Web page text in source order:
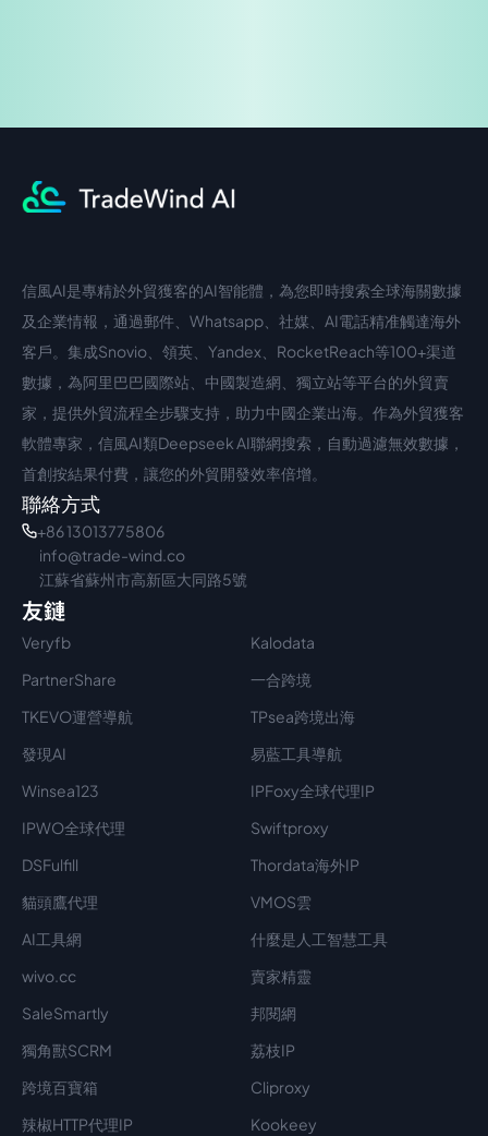
中文入口
信風AI是專精於外貿獲客的AI智能體，為您即時搜索全球海關數據
及企業情報，通過郵件、Whatsapp、社媒、AI電話精准觸達海外
客戶。集成Snovio、領英、Yandex、RocketReach等100+渠道
數據，為阿里巴巴國際站、中國製造網、獨立站等平台的外貿賣
家，提供外貿流程全步驟支持，助力中國企業出海。作為外貿獲客
軟體專家，信風AI類Deepseek AI聯網搜索，自動過濾無效數據，
首創按結果付費，讓您的外貿開發效率倍增。
聯絡方式
+86 13013775806
info@trade-wind.co
江蘇省蘇州市高新區大同路5號
友鏈
Veryfb
Kalodata
PartnerShare
一合跨境
TKEVO運營導航
TPsea跨境出海
發現AI
易藍工具導航
Winsea123
IPFoxy全球代理IP
IPWO全球代理
Swiftproxy
DSFulfill
Thordata海外IP
貓頭鷹代理
VMOS雲
AI工具網
什麼是人工智慧工具
wivo.cc
賣家精靈
SaleSmartly
邦閱網
獨角獸SCRM
荔枝IP
跨境百寶箱
Cliproxy
辣椒HTTP代理IP
Kookeey